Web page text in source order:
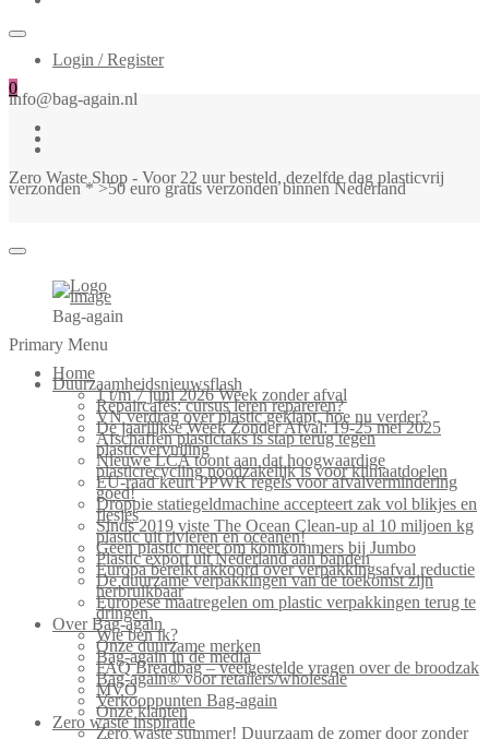
Login / Register
0
info@bag-again.nl
Zero Waste Shop - Voor 22 uur besteld, dezelfde dag plasticvrij
verzonden * >50 euro gratis verzonden binnen Nederland
Bag-again
Primary Menu
Home
Duurzaamheidsnieuwsflash
1 t/m 7 juni 2026 Week zonder afval
Repaircafés: cursus leren repareren?
VN verdrag over plastic geklapt, hoe nu verder?
De jaarlijkse Week Zonder Afval: 19-25 mei 2025
Afschaffen plastictaks is stap terug tegen
plasticvervuiling
Nieuwe LCA toont aan dat hoogwaardige
plasticrecycling noodzakelijk is voor klimaatdoelen
EU-raad keurt PPWR regels voor afvalvermindering
goed!
Droppie statiegeldmachine accepteert zak vol blikjes en
flesjes
Sinds 2019 viste The Ocean Clean-up al 10 miljoen kg
plastic uit rivieren en oceanen!
Geen plastic meer om komkommers bij Jumbo
Plastic export uit Nederland aan banden
Europa bereikt akkoord over verpakkingsafval reductie
De duurzame verpakkingen van de toekomst zijn
herbruikbaar
Europese maatregelen om plastic verpakkingen terug te
dringen.
Over Bag-again
Wie ben ik?
Onze duurzame merken
Bag-again in de media
FAQ Breadbag – veelgestelde vragen over de broodzak
Bag-again® voor retailers/wholesale
MVO
Verkooppunten Bag-again
Onze klanten
Zero waste inspiratie
Zero waste summer! Duurzaam de zomer door zonder